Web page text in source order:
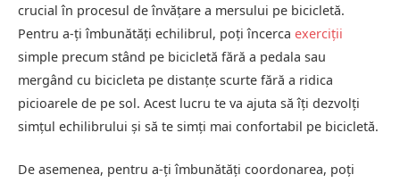
crucial în procesul de învățare a mersului pe bicicletă.
Pentru a-ți îmbunătăți echilibrul, poți încerca exerciții
simple precum stând pe bicicletă fără a pedala sau
mergând cu bicicleta pe distanțe scurte fără a ridica
picioarele de pe sol. Acest lucru te va ajuta să îți dezvolți
simțul echilibrului și să te simți mai confortabil pe bicicletă.
De asemenea, pentru a-ți îmbunătăți coordonarea, poți